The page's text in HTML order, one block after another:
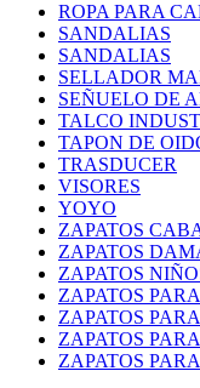
ROPA PARA
SANDALIAS
SANDALIAS
SELLADOR
SEÑUELO DE
TALCO
TAPON DE
TRASDUCER
VISORES
YOYO
ZAPATOS
ZAPATOS
ZAPATOS
ZAPATOS
ZAPATOS
ZAPATOS
ZAPATOS